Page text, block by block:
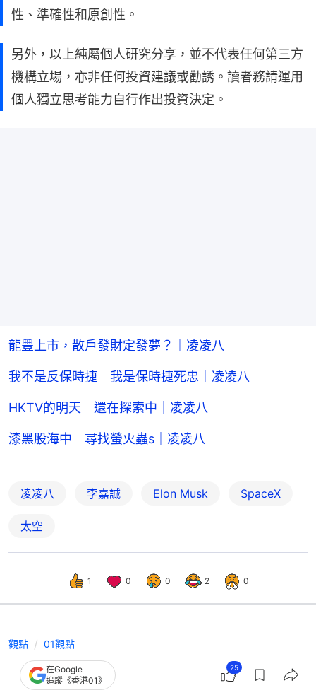
性、準確性和原創性。
另外，以上純屬個人研究分享，並不代表任何第三方
機構立場，亦非任何投資建議或勸誘。讀者務請運用
個人獨立思考能力自行作出投資決定。
龍豐上市，散戶發財定發夢？｜凌凌八
我不是反保時捷 我是保時捷死忠｜凌凌八
HKTV的明天 還在探索中｜凌凌八
漆黑股海中 尋找螢火蟲s｜凌凌八
凌凌八 李嘉誠 Elon Musk SpaceX
太空
1 0 0 2 0
觀點 01觀點
黃循財訪港折射亞洲世紀 十五五香港
在Google
追蹤《香港01》
25